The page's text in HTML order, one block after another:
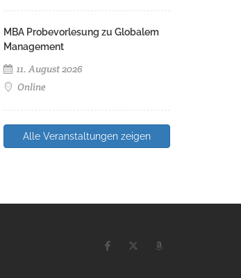
MBA Probevorlesung zu Globalem
Management
11. August 2026
Online
Alle Veranstaltungen zeigen